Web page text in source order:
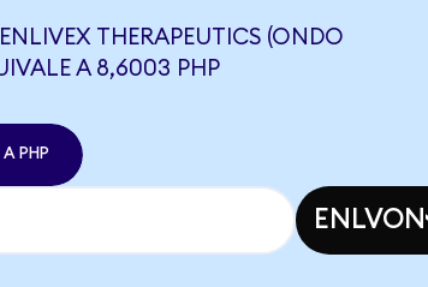
THERAPEUTICS (ONDO
A 8,6003 PHP
PHP
ENLVON